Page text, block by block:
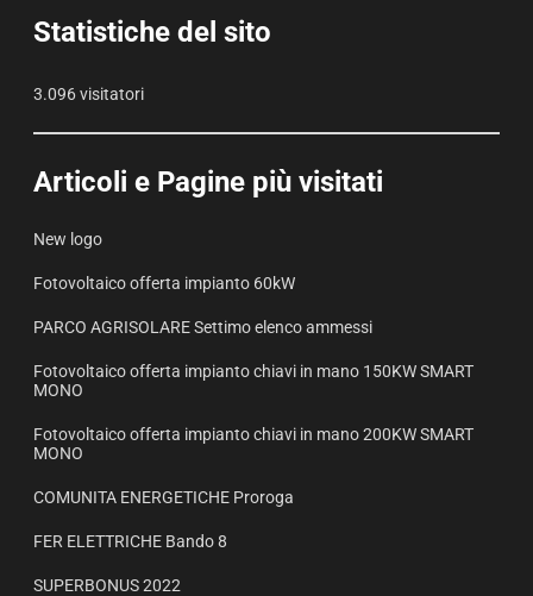
Statistiche del sito
3.096 visitatori
Articoli e Pagine più visitati
New logo
Fotovoltaico offerta impianto 60kW
PARCO AGRISOLARE Settimo elenco ammessi
Fotovoltaico offerta impianto chiavi in mano 150KW SMART
MONO
Fotovoltaico offerta impianto chiavi in mano 200KW SMART
MONO
COMUNITA ENERGETICHE Proroga
FER ELETTRICHE Bando 8
SUPERBONUS 2022